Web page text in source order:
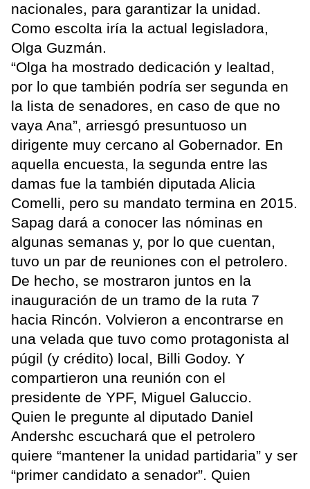
nacionales, para garantizar la unidad.
Como escolta iría la actual legisladora,
Olga Guzmán.
“Olga ha mostrado dedicación y lealtad,
por lo que también podría ser segunda en
la lista de senadores, en caso de que no
vaya Ana”, arriesgó presuntuoso un
dirigente muy cercano al Gobernador. En
aquella encuesta, la segunda entre las
damas fue la también diputada Alicia
Comelli, pero su mandato termina en 2015.
Sapag dará a conocer las nóminas en
algunas semanas y, por lo que cuentan,
tuvo un par de reuniones con el petrolero.
De hecho, se mostraron juntos en la
inauguración de un tramo de la ruta 7
hacia Rincón. Volvieron a encontrarse en
una velada que tuvo como protagonista al
púgil (y crédito) local, Billi Godoy. Y
compartieron una reunión con el
presidente de YPF, Miguel Galuccio.
Quien le pregunte al diputado Daniel
Andershc escuchará que el petrolero
quiere “mantener la unidad partidaria” y ser
“primer candidato a senador”. Quien